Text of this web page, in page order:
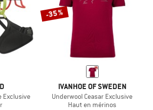
Exclusive
-35 %
IVANHOE OF SWEDEN
Underwool Ceasar Exclusive
Haut en mérinos